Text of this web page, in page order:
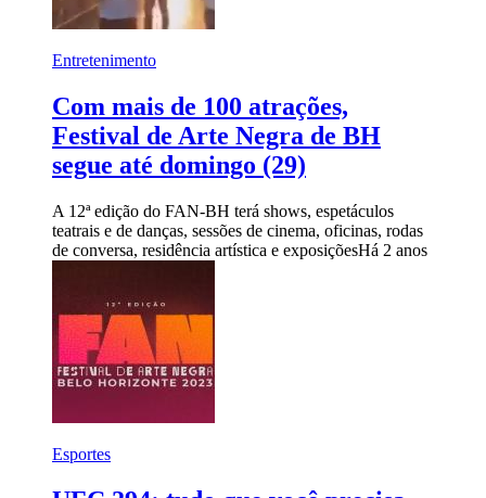
Entretenimento
Com mais de 100 atrações,
Festival de Arte Negra de BH
segue até domingo (29)
A 12ª edição do FAN-BH terá shows, espetáculos
teatrais e de danças, sessões de cinema, oficinas, rodas
de conversa, residência artística e exposiçõesHá 2 anos
Esportes